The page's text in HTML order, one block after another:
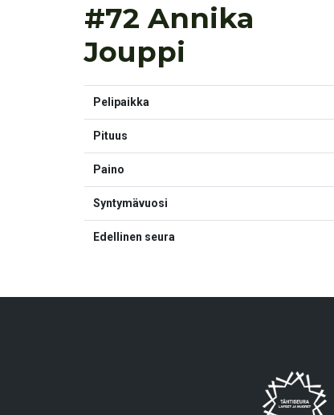
#72 Annika
Jouppi
Pelipaikka
Pituus
Paino
Syntymävuosi
Edellinen seura